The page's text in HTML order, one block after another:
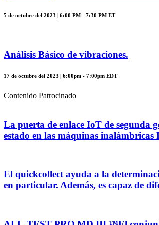
5 de octubre del 2023 | 6:00 PM - 7:30 PM ET
Análisis Básico de vibraciones.
17 de octubre del 2023 | 6:00pm - 7:00pm EDT
Contenido Patrocinado
La puerta de enlace IoT de segunda
estado en las máquinas inalámbricas
El quickcollect ayuda a la
en particular. Además, es capaz de